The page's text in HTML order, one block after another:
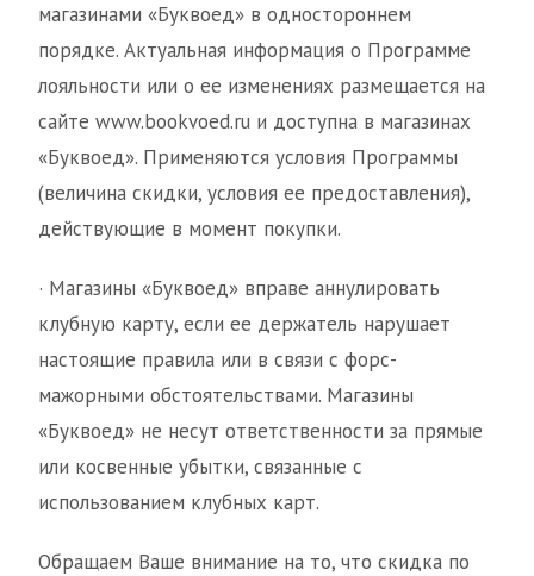
магазинами «Буквоед» в одностороннем
порядке. Актуальная информация о Программе
лояльности или о ее изменениях размещается на
сайте www.bookvoed.ru и доступна в магазинах
«Буквоед». Применяются условия Программы
(величина скидки, условия ее предоставления),
действующие в момент покупки.
· Магазины «Буквоед» вправе аннулировать
клубную карту, если ее держатель нарушает
настоящие правила или в связи с форс-
мажорными обстоятельствами. Магазины
«Буквоед» не несут ответственности за прямые
или косвенные убытки, связанные с
использованием клубных карт.
Обращаем Ваше внимание на то, что скидка по